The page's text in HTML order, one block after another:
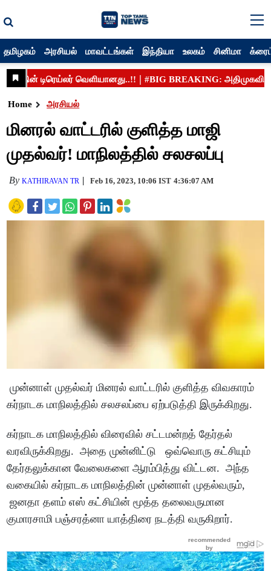
தமிழகம் அரசியல் மாவட்டங்கள் இந்தியா உலகம் சினிமா
Home அரசியல்
மினரல் வாட்டரில் குளித்த மாஜி
முதல்வர்! மாநிலத்தில் சலசலப்பு
ByKATHIRAVAN TR Feb 16, 2023, 10:06 IST 4:36:07 AM
முன்னாள் முதல்வர் மினரல் வாட்டரில் குளித்த விவகாரம்
கர்நாடக மாநிலத்தில் சலசலப்பை ஏற்படுத்தி இருக்கிறது.
கர்நாடக மாநிலத்தில் விரைவில் சட்டமன்றத் தேர்தல்
வரவிருக்கிறது. அதை முன்னிட்டு ஒவ்வொரு கட்சியும்
தேர்தலுக்கான வேலைகளை ஆரம்பித்து விட்டன. அந்த
வகையில் கர்நாடக மாநிலத்தின் முன்னாள் முதல்வரும்,
ஜனதா தளம் எஸ் கட்சியின் மூத்த தலைவருமான
குமாரசாமி பஞ்சரத்னா யாத்திரை நடத்தி வருகிறார்.